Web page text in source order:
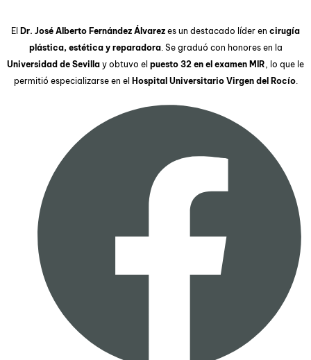
El Dr. José Alberto Fernández Álvarez es un destacado líder en cirugía
plástica, estética y reparadora. Se graduó con honores en la
Universidad de Sevilla y obtuvo el puesto 32 en el examen MIR, lo que le
permitió especializarse en el Hospital Universitario Virgen del Rocío.